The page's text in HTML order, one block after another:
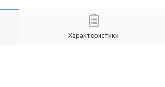
Характеристики